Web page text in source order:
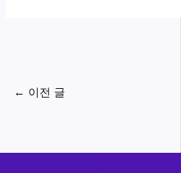
← 이전 글